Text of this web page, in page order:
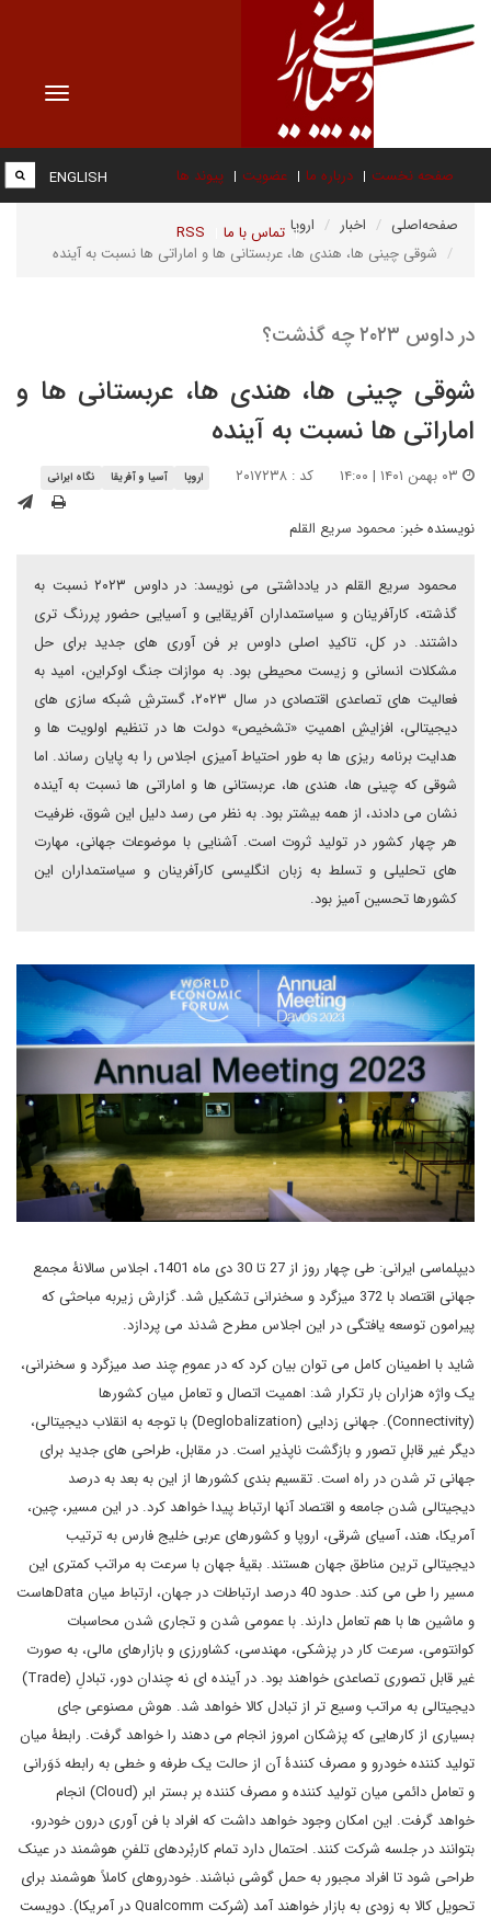
Toggle
صفحه نخست درباره ما عضویت پیوند ها
تماس با ما RSS
ENGLISH
صفحه‌اصلی اخبار
اروپا
شوقی چینی ها، هندی ها، عربستانی ها و اماراتی ها نسبت به آینده
در داوس ۲۰۲۳ چه گذشت؟
شوقی چینی ها، هندی ها، عربستانی ها و
اماراتی ها نسبت به آینده
کد : ۲۰۱۷۲۳۸ اروپا آسیا و آفریقا نگاه ایرانی
نویسنده خبر: محمود سریع القلم
محمود سریع القلم در یادداشتی می نویسد: در داوس ۲۰۲۳ نسبت به
گذشته، کارآفرینان و سیاستمداران آفریقایی و آسیایی حضور پررنگ تری
داشتند. در کل، تاکیدِ اصلی داوس بر فن آوری های جدید برای حل
مشکلات انسانی و زیست محیطی بود. به موازات جنگ اوکراین، امید به
فعالیت های تصاعدی اقتصادی در سال ۲۰۲۳، گسترشِ شبکه سازی های
دیجیتالی، افزایشِ اهمیتِ «تشخیص» دولت ها در تنظیم اولویت ها و
هدایت برنامه ریزی ها به طور احتیاط آمیزی اجلاس را به پایان رساند. اما
شوقی که چینی ها، هندی ها، عربستانی ها و اماراتی ها نسبت به آینده
نشان می دادند، از همه بیشتر بود. به نظر می رسد دلیل این شوق، ظرفیت
هر چهار کشور در تولید ثروت است. آشنایی با موضوعات جهانی، مهارت
های تحلیلی و تسلط به زبان انگلیسی کارآفرینان و سیاستمداران این
کشورها تحسین آمیز بود.
دیپلماسی ایرانی: طی چهار روز از 27 تا 30 دی ماه 1401، اجلاس سالانۀ مجمع
جهانی اقتصاد با 372 میزگرد و سخنرانی تشکیل شد. گزارش زیربه مباحثی که
پیرامون توسعه یافتگی در این اجلاس مطرح شدند می پردازد.
شاید با اطمینان کامل می توان بیان کرد که در عمومِ چند صد میزگرد و سخنرانی،
یک واژه هزاران بار تکرار شد: اهمیت اتصال و تعامل میان کشورها
(Connectivity). جهانی زدایی (Deglobalization) با توجه به انقلاب دیجیتالی،
دیگر غیر قابلِ تصور و بازگشت ناپذیر است. در مقابل، طراحی های جدید برای
جهانی تر شدن در راه است. تقسیم بندی کشورها از این به بعد به درصد
دیجیتالی شدن جامعه و اقتصاد آنها ارتباط پیدا خواهد کرد. در این مسیر، چین،
آمریکا، هند، آسیای شرقی، اروپا و کشورهای عربی خلیج فارس به ترتیب
دیجیتالی ترین مناطق جهان هستند. بقیۀ جهان با سرعت به مراتب کمتری این
مسیر را طی می کند. حدود 40 درصد ارتباطات در جهان، ارتباط میان Dataهاست
و ماشین ها با هم تعامل دارند. با عمومی شدن و تجاری شدن محاسبات
کوانتومی، سرعت کار در پزشکی، مهندسی، کشاورزی و بازارهای مالی، به صورت
غیر قابل تصوری تصاعدی خواهند بود. در آینده ای نه چندان دور، تبادلِ (Trade)
دیجیتالی به مراتب وسیع تر از تبادل کالا خواهد شد. هوش مصنوعی جای
بسیاری از کارهایی که پزشکان امروز انجام می دهند را خواهد گرفت. رابطۀ میان
تولید کننده خودرو و مصرف کنندۀ آن از حالت یک طرفه و خطی به رابطه دَوَرانی
و تعامل دائمی میان تولید کننده و مصرف کننده بر بستر ابر (Cloud) انجام
خواهد گرفت. این امکان وجود خواهد داشت که افراد با فن آوری درون خودرو،
بتوانند در جلسه شرکت کنند. احتمال دارد تمام کاربُردهای تلفنِ هوشمند در عینک
طراحی شود تا افراد مجبور به حمل گوشی نباشند. خودروهای کاملاً هوشمند برای
تحویل کالا به زودی به بازار خواهند آمد (شرکت Qualcomm در آمریکا). دویست